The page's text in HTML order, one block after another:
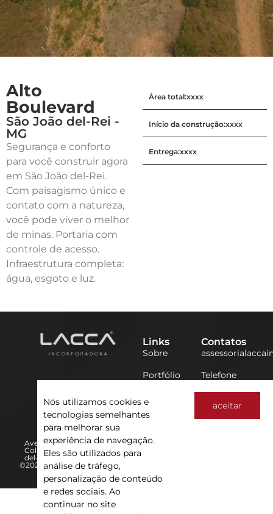
Alto
Boulevard
São João del-Rei -
MG
Segurança e conforto
para você construir agora
em São João del-Rei.
Com paisagismo único e
contato com a natureza,
você pode viver o melhor
de minas. Portaria com
controle de acesso.
Infraestrutura completa:
água, esgoto e luz.
Área total:xxxx
Início da construção:xxxx
Entrega:xxxx
Links
Sobre
Portfólio
Contatos
Telefone
Avenida Luiz Giarola, 549 -
Colônia do Marçal São João
del-Rei | MG
©2025 Lacca
Nós utilizamos cookies e
tecnologias semelhantes
para melhorar sua
experiência de navegação.
Eles são utilizados para
análise de tráfego,
personalização de conteúdo
e redes sociais. Ao
continuar no site
aceitar